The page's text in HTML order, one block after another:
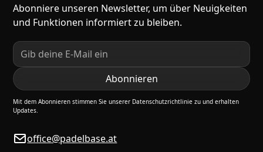
Abonniere unseren Newsletter, um über Neuigkeiten
und Funktionen informiert zu bleiben.
Mit dem Abonnieren stimmen Sie unserer Datenschutzrichtlinie zu und erhalten
Updates.
office@padelbase.at